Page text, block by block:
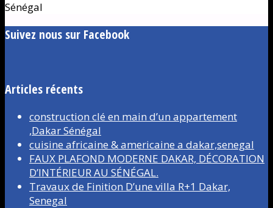
Sénégal
Suivez nous sur Facebook
Articles récents
construction clé en main d’un appartement
,Dakar Sénégal
cuisine africaine & americaine a dakar,senegal
FAUX PLAFOND MODERNE DAKAR, DÉCORATION
D’INTÉRIEUR AU SÉNÉGAL.
Travaux de Finition D’une villa R+1 Dakar,
Senegal